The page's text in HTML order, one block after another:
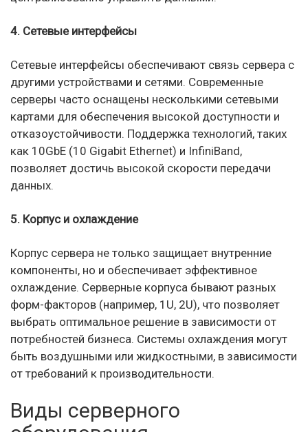
4. Сетевые интерфейсы
Сетевые интерфейсы обеспечивают связь сервера с
другими устройствами и сетями. Современные
серверы часто оснащены несколькими сетевыми
картами для обеспечения высокой доступности и
отказоустойчивости. Поддержка технологий, таких
как 10GbE (10 Gigabit Ethernet) и InfiniBand,
позволяет достичь высокой скорости передачи
данных.
5. Корпус и охлаждение
Корпус сервера не только защищает внутренние
компоненты, но и обеспечивает эффективное
охлаждение. Серверные корпуса бывают разных
форм-факторов (например, 1U, 2U), что позволяет
выбрать оптимальное решение в зависимости от
потребностей бизнеса. Системы охлаждения могут
быть воздушными или жидкостными, в зависимости
от требований к производительности.
Виды серверного